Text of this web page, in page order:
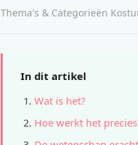
Thema's & Categorieën
In dit artikel
Wat is het?
Hoe werkt het